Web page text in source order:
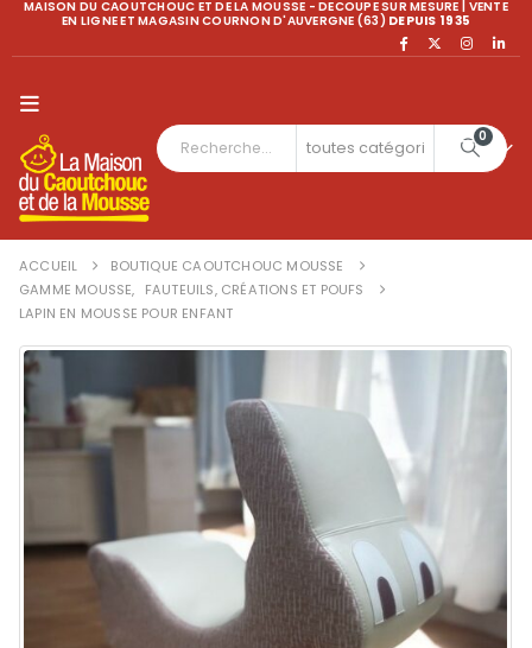
MAISON DU CAOUTCHOUC ET DE LA MOUSSE - DECOUPE SUR MESURE | VENTE
EN LIGNE ET MAGASIN COURNON D'AUVERGNE (63) DEPUIS 1935
0
ACCUEIL
BOUTIQUE CAOUTCHOUC MOUSSE
GAMME MOUSSE,
FAUTEUILS, CRÉATIONS ET POUFS
LAPIN EN MOUSSE POUR ENFANT